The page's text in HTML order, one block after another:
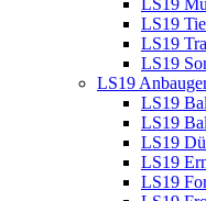
LS19
LS19
LS19
LS19
LS19
LS19
LS19
LS19
LS19
LS19